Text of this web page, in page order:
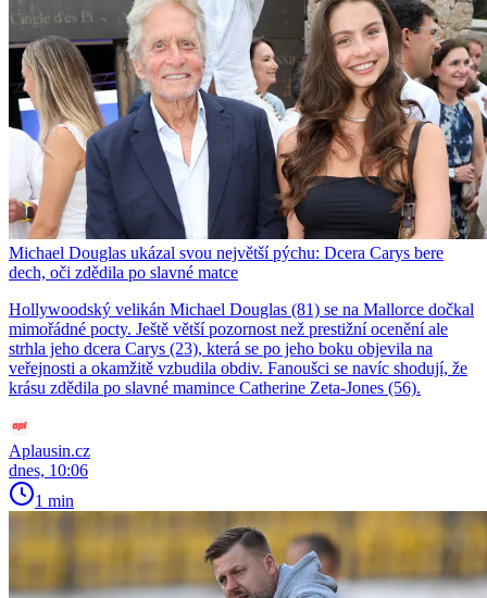
Michael Douglas ukázal svou největší pýchu: Dcera Carys bere
dech, oči zdědila po slavné matce
Hollywoodský velikán Michael Douglas (81) se na Mallorce dočkal
mimořádné pocty. Ještě větší pozornost než prestižní ocenění ale
strhla jeho dcera Carys (23), která se po jeho boku objevila na
veřejnosti a okamžitě vzbudila obdiv. Fanoušci se navíc shodují, že
krásu zdědila po slavné mamince Catherine Zeta-Jones (56).
Aplausin.cz
dnes, 10:06
1 min